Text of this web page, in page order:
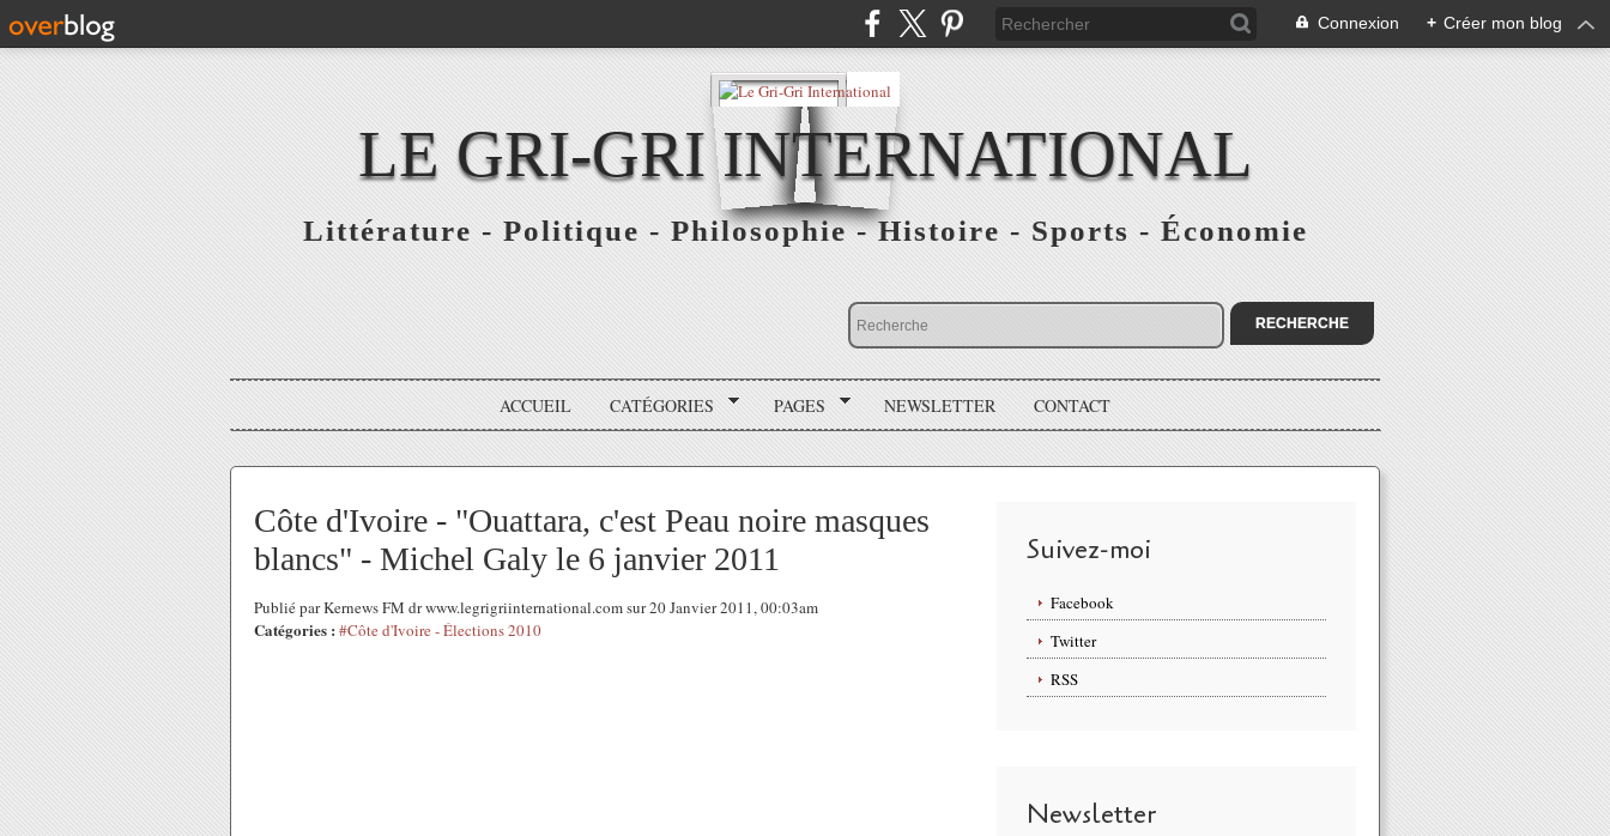
Connexion + Créer mon blog
LE GRI-GRI INTERNATIONAL
Littérature - Politique - Philosophie - Histoire - Sports - Économie
ACCUEIL CATÉGORIES PAGES NEWSLETTER CONTACT
Côte d'Ivoire - "Ouattara, c'est Peau noire masques
blancs" - Michel Galy le 6 janvier 2011
Publié par Kernews FM dr www.legrigriinternational.com sur 20 Janvier 2011, 00:03am
Catégories : #Côte d'Ivoire - Élections 2010
Suivez-moi
Facebook
Twitter
RSS
Newsletter